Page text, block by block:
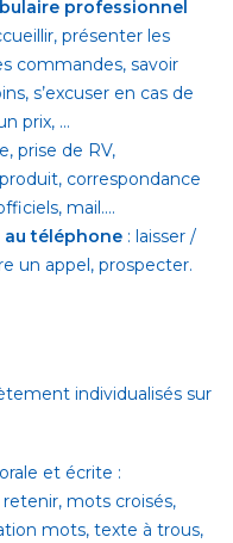
professionnel
présenter les
commandes, savoir
s’excuser en cas de
prix, …
prise de RV,
correspondance
mail….
au téléphone : laisser /
un appel, prospecter.
individualisés sur
et écrite :
mots croisés,
mots, texte à trous,